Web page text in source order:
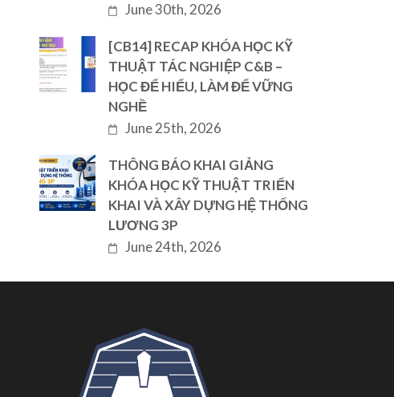
June 30th, 2026
[CB14] RECAP KHÓA HỌC KỸ
THUẬT TÁC NGHIỆP C&B –
HỌC ĐỂ HIỂU, LÀM ĐỂ VỮNG
NGHỀ
June 25th, 2026
THÔNG BÁO KHAI GIẢNG
KHÓA HỌC KỸ THUẬT TRIỂN
KHAI VÀ XÂY DỰNG HỆ THỐNG
LƯƠNG 3P
June 24th, 2026